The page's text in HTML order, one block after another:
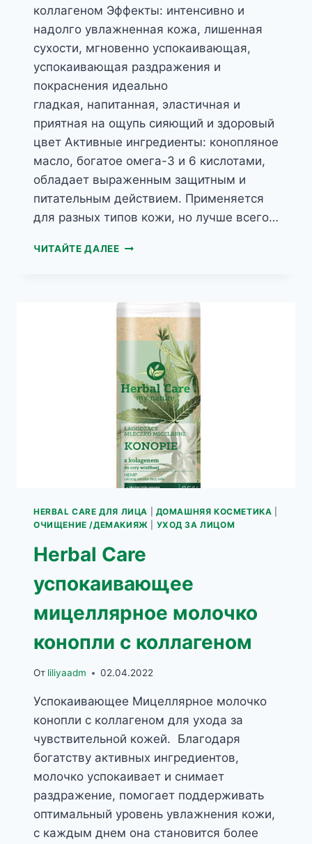
коллагеном Эффекты: интенсивно и
надолго увлажненная кожа, лишенная
сухости, мгновенно успокаивающая,
успокаивающая раздражения и
покраснения идеально
гладкая, напитанная, эластичная и
приятная на ощупь сияющий и здоровый
цвет Активные ингредиенты: конопляное
масло, богатое омега-3 и 6 кислотами,
обладает выраженным защитным и
питательным действием. Применяется
для разных типов кожи, но лучше всего…
ЧИТАЙТЕ ДАЛЕЕHERBAL
РЕГЕНЕРИРУЮЩИЙ
КРЕМ
КОНОПЛЯ
КОЛЛАГЕНОМ
HERBAL CARE ДЛЯ ЛИЦА ДОМАШНЯЯ КОСМЕТИКА
ОЧИЩЕНИЕ /ДЕМАКИЯЖ
УХОД ЗА ЛИЦОМ
Herbal Care
успокаивающее
мицеллярное молочко
конопли с коллагеном
От liliyaadm 02.04.2022
Успокаивающее Мицеллярное молочко
конопли с коллагеном для ухода за
чувствительной кожей. Благодаря
богатству активных ингредиентов,
молочко успокаивает и снимает
раздражение, помогает поддерживать
оптимальный уровень увлажнения кожи,
с каждым днем она становится более